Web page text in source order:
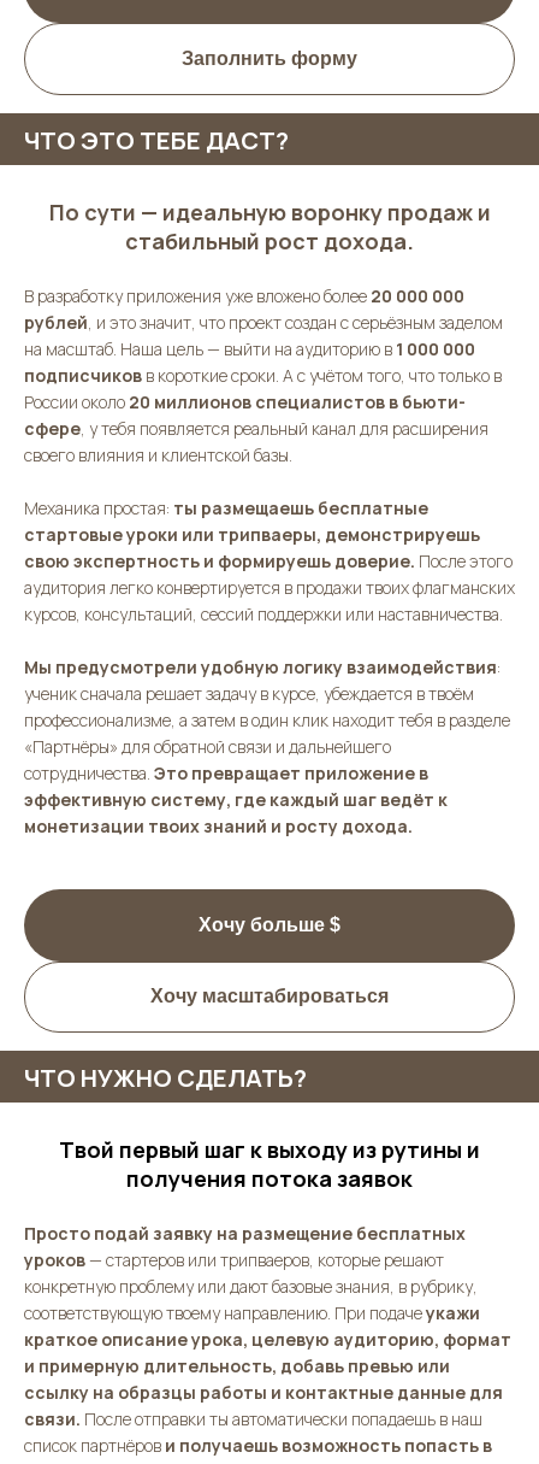
Заполнить форму
ЧТО ЭТО ТЕБЕ ДАСТ?
По сути — идеальную воронку продаж и
стабильный рост дохода.
В разработку приложения уже вложено более 20 000 000
рублей, и это значит, что проект создан с серьёзным заделом
на масштаб. Наша цель — выйти на аудиторию в 1 000 000
подписчиков в короткие сроки. А с учётом того, что только в
России около 20 миллионов специалистов в бьюти-
сфере, у тебя появляется реальный канал для расширения
своего влияния и клиентской базы.
Механика простая: ты размещаешь бесплатные
стартовые уроки или трипваеры, демонстрируешь
свою экспертность и формируешь доверие. После этого
аудитория легко конвертируется в продажи твоих флагманских
курсов, консультаций, сессий поддержки или наставничества.
Мы предусмотрели удобную логику взаимодействия:
ученик сначала решает задачу в курсе, убеждается в твоём
профессионализме, а затем в один клик находит тебя в разделе
«Партнёры» для обратной связи и дальнейшего
сотрудничества. Это превращает приложение в
эффективную систему, где каждый шаг ведёт к
монетизации твоих знаний и росту дохода.
Хочу больше $
Хочу масштабироваться
ЧТО НУЖНО СДЕЛАТЬ?
Твой первый шаг к выходу из рутины и
получения потока заявок
Просто подай заявку на размещение бесплатных
уроков — стартеров или трипваеров, которые решают
конкретную проблему или дают базовые знания, в рубрику,
соответствующую твоему направлению. При подачеукажи
краткое описание урока, целевую аудиторию, формат
и примерную длительность, добавь превью или
ссылку на образцы работы и контактные данные для
связи. После отправки ты автоматически попадаешь в наш
список партнёров и получаешь возможность попасть в